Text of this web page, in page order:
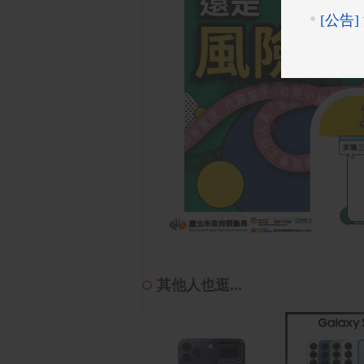
其他人也逛...